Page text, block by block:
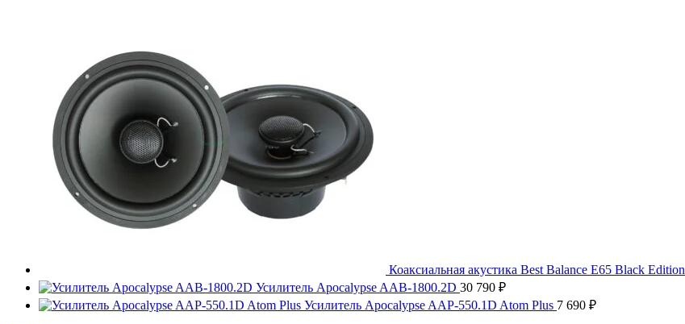
Коаксиальная акустика Best Balance E65 Black Edition
Усилитель Apocalypse AAB-1800.2D 30 790 ₽
Усилитель Apocalypse AAP-550.1D Atom Plus 7 690 ₽